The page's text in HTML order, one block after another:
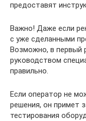
предоставят
Важно! Даже если
с уже сделанными
Возможно, в первый
руководством
правильно.
Если оператор не
решения, он примет
тестирования